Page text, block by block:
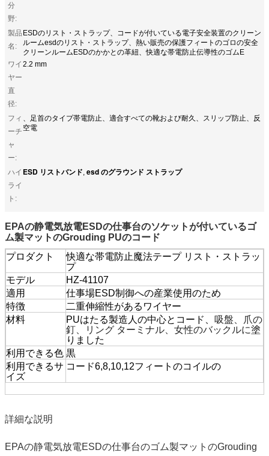
分
野:
製品
名:
ESDのリスト・ストラップ、コードが付いている電子安全装置のクリーン
ルームesdのリスト・ストラップ、熱い販売の保護フィートのゴロの安全
クリーンルームESDのかかとの革紐、快適な帯電防止伝導性のゴムE
ワイ
ヤー
直
径:
2.2 mm
フィ
ーチ
ャ
ー:
、足首のタイプ帯電防止、適合すべての靴および耐久、スリップ防止、反
空電
ハイ
ライ
ト:
ESD リストバンド, esd のグラウンド ストラップ
EPAの静電気放電ESDの仕事台のソケットが付いているゴ
ム製マットのGrouding PUのコード
プロダクト
快適な帯電防止魔法テープ リスト・ストラッ
プ
モデル
HZ-41107
適用
仕事場ESD制御への産業使用のため
特徴
二重伸縮性があるワイヤー
材料
PUはたる製造人の中心とコード、 吸盤、爪の
釘、リング ターミナル、女性のバックルに塗
りました
利用できる色 黒
利用できるサ
イズ
コード6,8,10,12フィートのコイルの
詳細な説明
EPAの静電気放電ESDの仕事台のゴム製マットのGrouding